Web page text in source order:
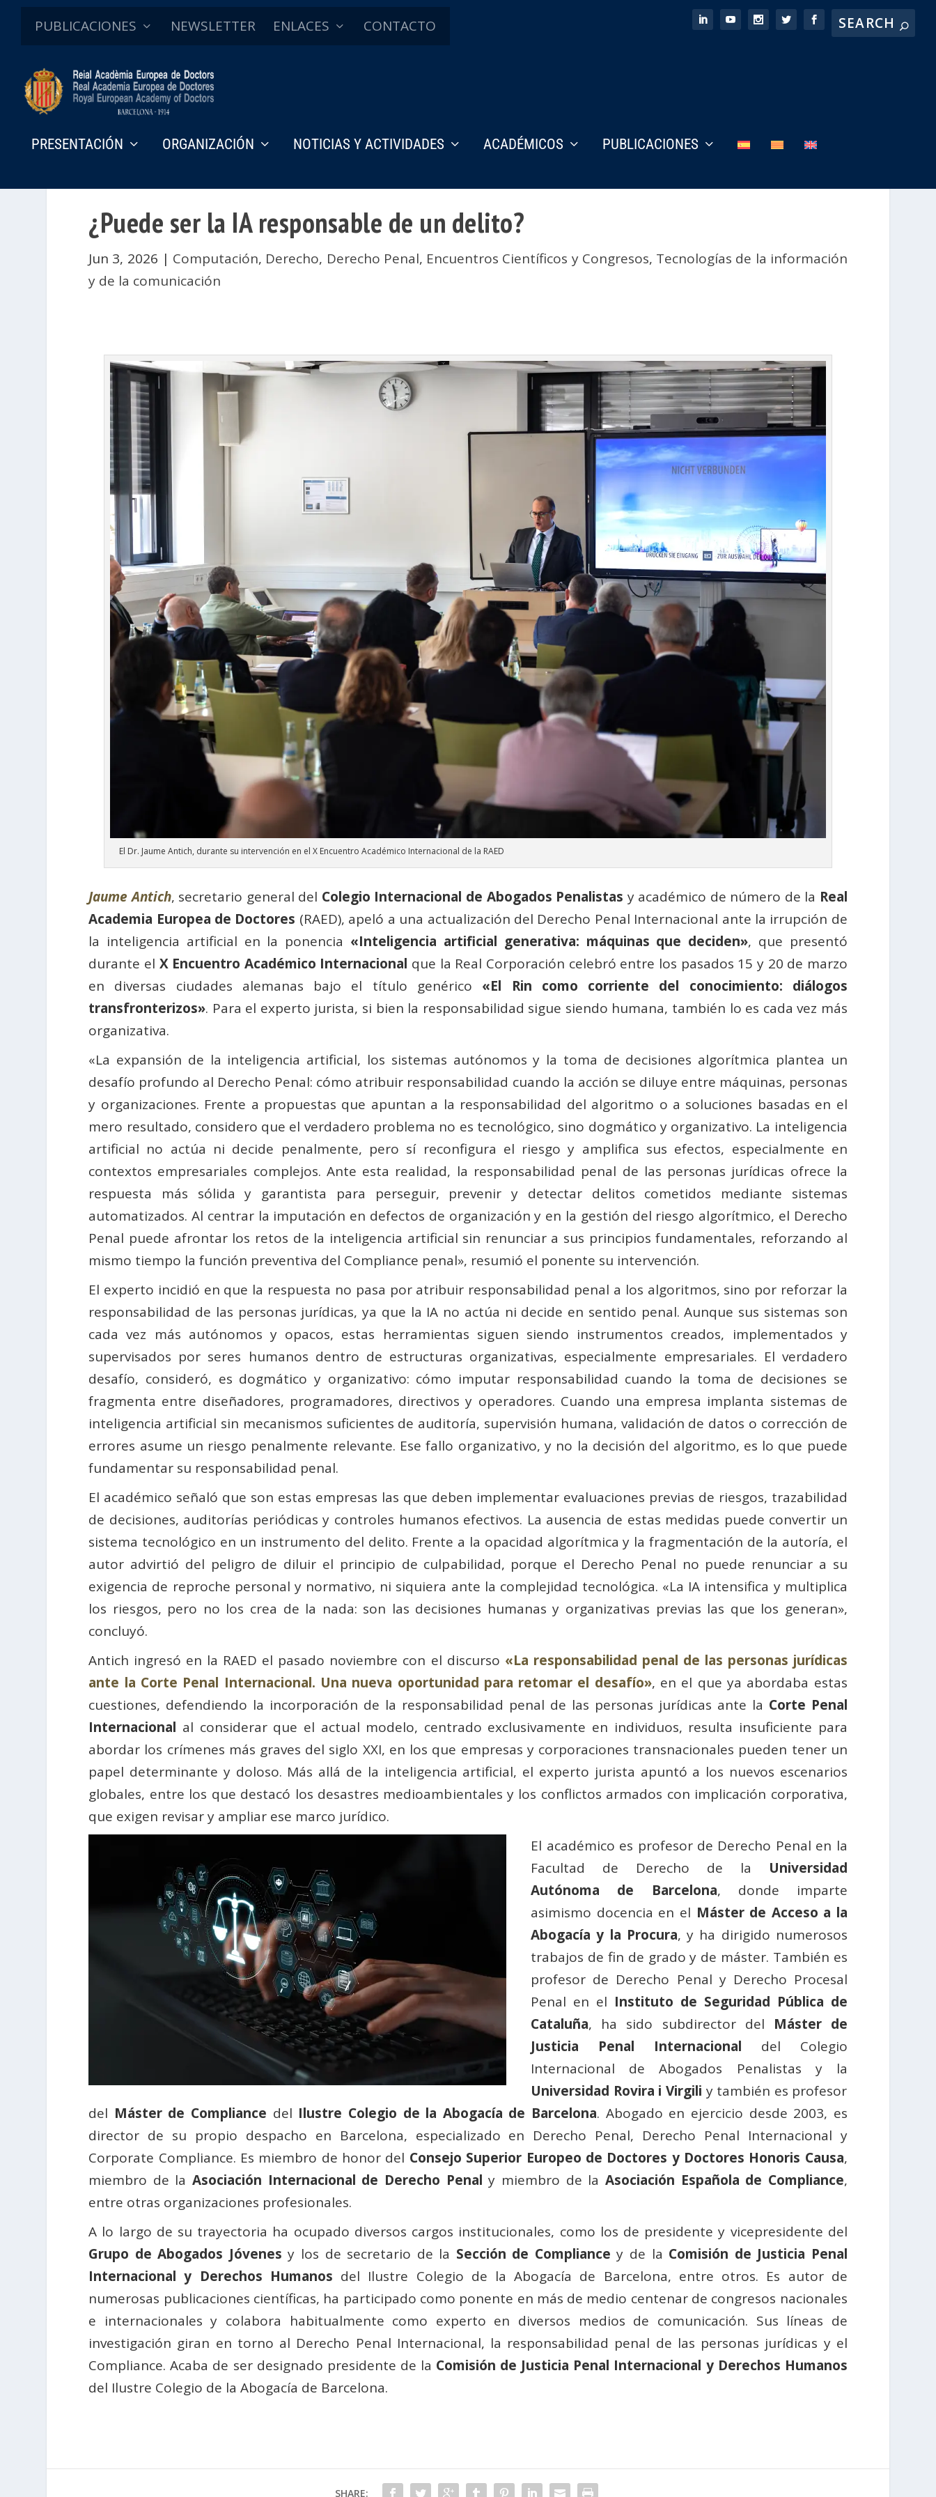
PUBLICACIONES NEWSLETTER ENLACES CONTACTO
PRESENTACIÓN ORGANIZACIÓN NOTICIAS Y ACTIVIDADES ACADÉMICOS PUBLICACIONES
¿Puede ser la IA responsable de un delito?
Jun 3, 2026 | Computación, Derecho, Derecho Penal, Encuentros Científicos y Congresos, Tecnologías de la información
y de la comunicación
El Dr. Jaume Antich, durante su intervención en el X Encuentro Académico Internacional de la RAED
Jaume Antich, secretario general del Colegio Internacional de Abogados Penalistas y académico de número de la Real
Academia Europea de Doctores (RAED), apeló a una actualización del Derecho Penal Internacional ante la irrupción de
la inteligencia artificial en la ponencia «Inteligencia artificial generativa: máquinas que deciden», que presentó
durante el X Encuentro Académico Internacional que la Real Corporación celebró entre los pasados 15 y 20 de marzo
en diversas ciudades alemanas bajo el título genérico «El Rin como corriente del conocimiento: diálogos
transfronterizos». Para el experto jurista, si bien la responsabilidad sigue siendo humana, también lo es cada vez más
organizativa.
«La expansión de la inteligencia artificial, los sistemas autónomos y la toma de decisiones algorítmica plantea un
desafío profundo al Derecho Penal: cómo atribuir responsabilidad cuando la acción se diluye entre máquinas, personas
y organizaciones. Frente a propuestas que apuntan a la responsabilidad del algoritmo o a soluciones basadas en el
mero resultado, considero que el verdadero problema no es tecnológico, sino dogmático y organizativo. La inteligencia
artificial no actúa ni decide penalmente, pero sí reconfigura el riesgo y amplifica sus efectos, especialmente en
contextos empresariales complejos. Ante esta realidad, la responsabilidad penal de las personas jurídicas ofrece la
respuesta más sólida y garantista para perseguir, prevenir y detectar delitos cometidos mediante sistemas
automatizados. Al centrar la imputación en defectos de organización y en la gestión del riesgo algorítmico, el Derecho
Penal puede afrontar los retos de la inteligencia artificial sin renunciar a sus principios fundamentales, reforzando al
mismo tiempo la función preventiva del Compliance penal», resumió el ponente su intervención.
El experto incidió en que la respuesta no pasa por atribuir responsabilidad penal a los algoritmos, sino por reforzar la
responsabilidad de las personas jurídicas, ya que la IA no actúa ni decide en sentido penal. Aunque sus sistemas son
cada vez más autónomos y opacos, estas herramientas siguen siendo instrumentos creados, implementados y
supervisados por seres humanos dentro de estructuras organizativas, especialmente empresariales. El verdadero
desafío, consideró, es dogmático y organizativo: cómo imputar responsabilidad cuando la toma de decisiones se
fragmenta entre diseñadores, programadores, directivos y operadores. Cuando una empresa implanta sistemas de
inteligencia artificial sin mecanismos suficientes de auditoría, supervisión humana, validación de datos o corrección de
errores asume un riesgo penalmente relevante. Ese fallo organizativo, y no la decisión del algoritmo, es lo que puede
fundamentar su responsabilidad penal.
El académico señaló que son estas empresas las que deben implementar evaluaciones previas de riesgos, trazabilidad
de decisiones, auditorías periódicas y controles humanos efectivos. La ausencia de estas medidas puede convertir un
sistema tecnológico en un instrumento del delito. Frente a la opacidad algorítmica y la fragmentación de la autoría, el
autor advirtió del peligro de diluir el principio de culpabilidad, porque el Derecho Penal no puede renunciar a su
exigencia de reproche personal y normativo, ni siquiera ante la complejidad tecnológica. «La IA intensifica y multiplica
los riesgos, pero no los crea de la nada: son las decisiones humanas y organizativas previas las que los generan»,
concluyó.
Antich ingresó en la RAED el pasado noviembre con el discurso «La responsabilidad penal de las personas jurídicas
ante la Corte Penal Internacional. Una nueva oportunidad para retomar el desafío», en el que ya abordaba estas
cuestiones, defendiendo la incorporación de la responsabilidad penal de las personas jurídicas ante la Corte Penal
Internacional al considerar que el actual modelo, centrado exclusivamente en individuos, resulta insuficiente para
abordar los crímenes más graves del siglo XXI, en los que empresas y corporaciones transnacionales pueden tener un
papel determinante y doloso. Más allá de la inteligencia artificial, el experto jurista apuntó a los nuevos escenarios
globales, entre los que destacó los desastres medioambientales y los conflictos armados con implicación corporativa,
que exigen revisar y ampliar ese marco jurídico.
El académico es profesor de Derecho Penal en la
Facultad de Derecho de la Universidad
Autónoma de Barcelona, donde imparte
asimismo docencia en el Máster de Acceso a la
Abogacía y la Procura, y ha dirigido numerosos
trabajos de fin de grado y de máster. También es
profesor de Derecho Penal y Derecho Procesal
Penal en el Instituto de Seguridad Pública de
Cataluña, ha sido subdirector del Máster de
Justicia Penal Internacional del Colegio
Internacional de Abogados Penalistas y la
Universidad Rovira i Virgili y también es profesor
del Máster de Compliance del Ilustre Colegio de la Abogacía de Barcelona. Abogado en ejercicio desde 2003, es
director de su propio despacho en Barcelona, especializado en Derecho Penal, Derecho Penal Internacional y
Corporate Compliance. Es miembro de honor del Consejo Superior Europeo de Doctores y Doctores Honoris Causa,
miembro de laAsociación Internacional de Derecho Penal y miembro de la Asociación Española de Compliance,
entre otras organizaciones profesionales.
A lo largo de su trayectoria ha ocupado diversos cargos institucionales, como los de presidente y vicepresidente del
Grupo de Abogados Jóvenes y los de secretario de la Sección de Compliance y de la Comisión de Justicia Penal
Internacional y Derechos Humanos del Ilustre Colegio de la Abogacía de Barcelona, entre otros. Es autor de
numerosas publicaciones científicas, ha participado como ponente en más de medio centenar de congresos nacionales
e internacionales y colabora habitualmente como experto en diversos medios de comunicación. Sus líneas de
investigación giran en torno al Derecho Penal Internacional, la responsabilidad penal de las personas jurídicas y el
Compliance. Acaba de ser designado presidente de la Comisión de Justicia Penal Internacional y Derechos Humanos
del Ilustre Colegio de la Abogacía de Barcelona.
SHARE: